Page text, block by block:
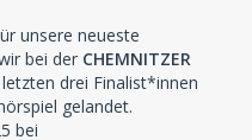
unsere neueste
bei der CHEMNITZER
drei Finalist*innen
gelandet.
bei